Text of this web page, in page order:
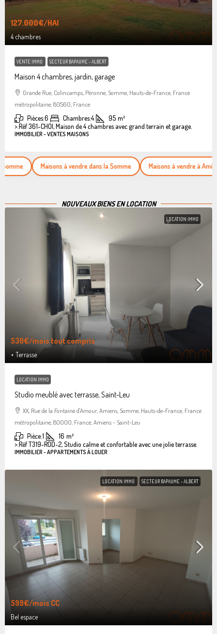
127.000€/HAI
4 chambres
VENTE IMMO SECTEUR BAPAUME - ALBERT
Maison 4 chambres, jardin, garage
Grande Rue, Colincamps, Péronne, Somme, Hauts-de-France, France
métropolitaine, 80560, France
Pièces:6 Chambres:4 95 m²
>:Réf 361-CHOI, Maison de 4 chambres avec grand terrain et garage.
IMMOBILIER - VENTES MAISONS
Maisons à vendre dans la Somme Maisons à vendre à Amiens
NOUVEAUX BIENS EN LOCATION
LOCATION IMMO
530€/mois tout compris
+ Terrasse
LOCATION IMMO
Studio meublé avec terrasse, Saint-Leu
XX, Rue de la Fontaine d'Amour, Amiens, Somme, Hauts-de-France, France
métropolitaine, 80000, France, Amiens - Saint-Leu
Pièce:1 16 m²
>:Réf T319-ROD-2, Studio calme et confortable avec une jolie terrasse.
IMMOBILIER - APPARTEMENTS À LOUER
LOCATION IMMO SECTEUR BAPAUME - ALBERT
599€/mois CC
Bel espace